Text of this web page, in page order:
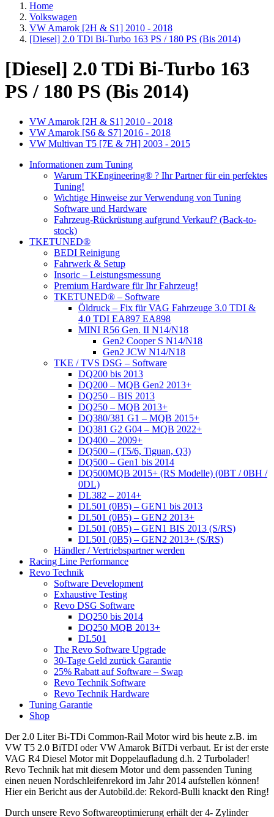
Home
Volkswagen
VW Amarok [2H & S1] 2010 - 2018
[Diesel] 2.0 TDi Bi-Turbo 163 PS / 180 PS (Bis 2014)
[Diesel] 2.0 TDi Bi-Turbo 163
PS / 180 PS (Bis 2014)
VW Amarok [2H & S1] 2010 - 2018
VW Amarok [S6 & S7] 2016 - 2018
VW Multivan T5 [7E & 7H] 2003 - 2015
Informationen zum Tuning
Warum TKEngineering® ? Ihr Partner für ein perfektes
Tuning!
Wichtige Hinweise zur Verwendung von Tuning
Software und Hardware
Fahrzeug-Rückrüstung aufgrund Verkauf? (Back-to-
stock)
TKETUNED®
BEDI Reinigung
Fahrwerk & Setup
Insoric – Leistungsmessung
Premium Hardware für Ihr Fahrzeug!
TKETUNED® – Software
Öldruck – Fix für VAG Fahrzeuge 3.0 TDI &
4.0 TDI EA897 EA898
MINI R56 Gen. II N14/N18
Gen2 Cooper S N14/N18
Gen2 JCW N14/N18
TKE / TVS DSG – Software
DQ200 bis 2013
DQ200 – MQB Gen2 2013+
DQ250 – BIS 2013
DQ250 – MQB 2013+
DQ380/381 G1 – MQB 2015+
DQ381 G2 G04 – MQB 2022+
DQ400 – 2009+
DQ500 – (T5/6, Tiguan, Q3)
DQ500 – Gen1 bis 2014
DQ500MQB 2015+ (RS Modelle) (0BT / 0BH /
0DL)
DL382 – 2014+
DL501 (0B5) – GEN1 bis 2013
DL501 (0B5) – GEN2 2013+
DL501 (0B5) – GEN1 BIS 2013 (S/RS)
DL501 (0B5) – GEN2 2013+ (S/RS)
Händler / Vertriebspartner werden
Racing Line Performance
Revo Technik
Software Development
Exhaustive Testing
Revo DSG Software
DQ250 bis 2014
DQ250 MQB 2013+
DL501
The Revo Software Upgrade
30-Tage Geld zurück Garantie
25% Rabatt auf Software – Swap
Revo Technik Software
Revo Technik Hardware
Tuning Garantie
Shop
Der 2.0 Liter Bi-TDi Common-Rail Motor wird bis heute z.B. im
VW T5 2.0 BiTDI oder VW Amarok BiTDi verbaut. Er ist der erste
VAG R4 Diesel Motor mit Doppelaufladung d.h. 2 Turbolader!
Revo Technik hat mit diesem Motor und dem passenden Tuning
einen neuen Nordschleifenrekord im Jahr 2014 aufstellen können!
Hier ein Bericht aus der Autobild.de: Rekord-Bulli knackt den Ring!
Durch unsere Revo Softwareoptimierung erhält der 4- Zylinder